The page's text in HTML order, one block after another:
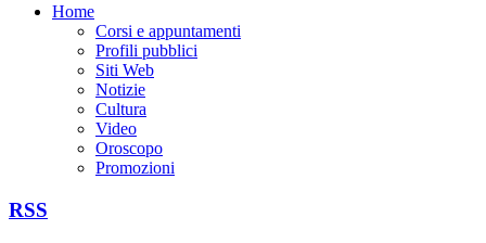
Home
Corsi e appuntamenti
Profili pubblici
Siti Web
Notizie
Cultura
Video
Oroscopo
Promozioni
RSS